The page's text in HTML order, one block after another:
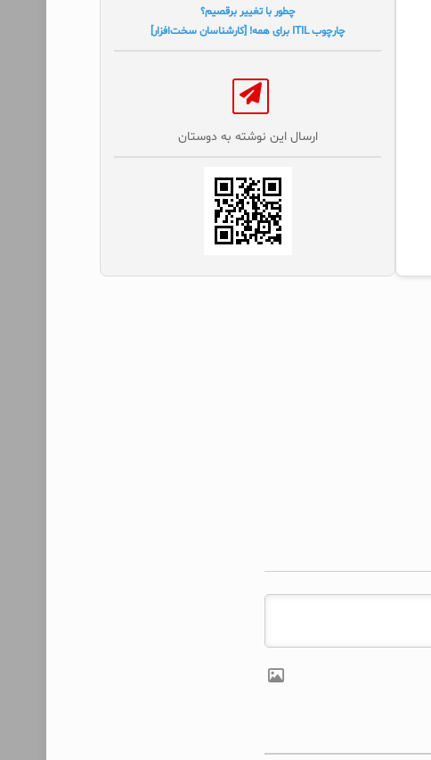
چطور با تغییر برقصیم؟
چارچوب ITIL برای همه! [کارشناسان سخت‌افزار]
ارسال این نوشته به دوستان‌